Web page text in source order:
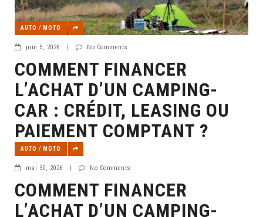
AUTO / MOTO
juin 5, 2026 | No Comments
COMMENT FINANCER
L’ACHAT D’UN CAMPING-
CAR : CRÉDIT, LEASING OU
PAIEMENT COMPTANT ?
AUTO / MOTO
mai 30, 2026 | No Comments
COMMENT FINANCER
L’ACHAT D’UN CAMPING-